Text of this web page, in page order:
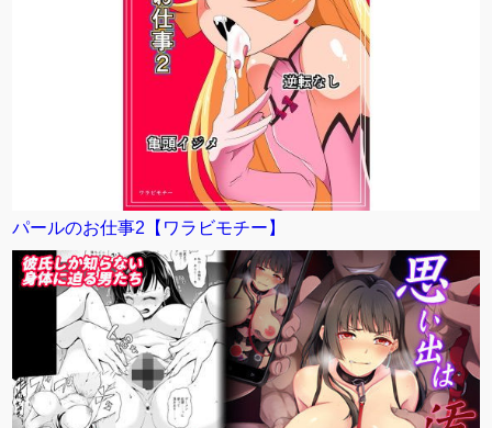
パールのお仕事2【ワラビモチー】